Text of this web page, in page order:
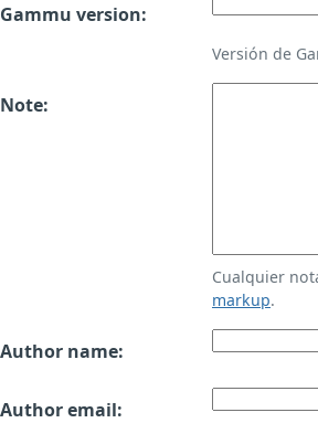
Gammu version:
Versión de
Note:
Cualquier
markup.
Author name:
Author email: